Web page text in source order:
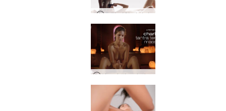
토탈 터치 마사지
샬로타 탄트라 사원 마사지